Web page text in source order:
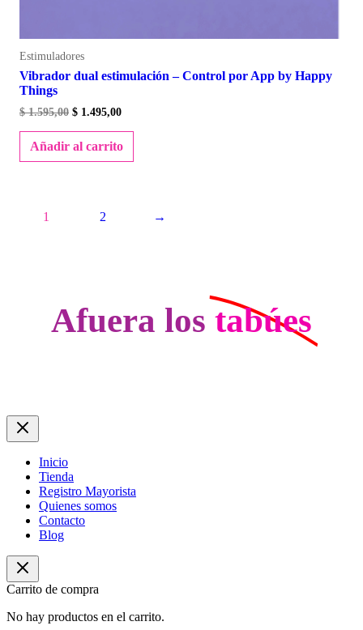
Estimuladores
Vibrador dual estimulación – Control por App by Happy
Things
$1.595,00 $ 1.495,00
Añadir al carrito
1 2 →
Afuera los tabúes
Inicio
Tienda
Registro Mayorista
Quienes somos
Contacto
Blog
Carrito de compra
No hay productos en el carrito.